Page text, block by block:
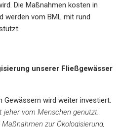
Die Maßnahmen kosten in
werden vom BML mit rund
unserer Fließgewässer
Gewässern wird weiter investiert.
jeher vom Menschen genutzt.
zur Ökologisierung,